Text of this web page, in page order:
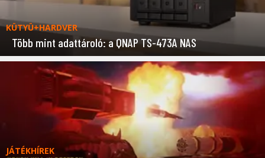
KÜTYÜ+HARDVER
Több mint adattároló: a QNAP TS-473A NAS
JÁTÉKHÍREK